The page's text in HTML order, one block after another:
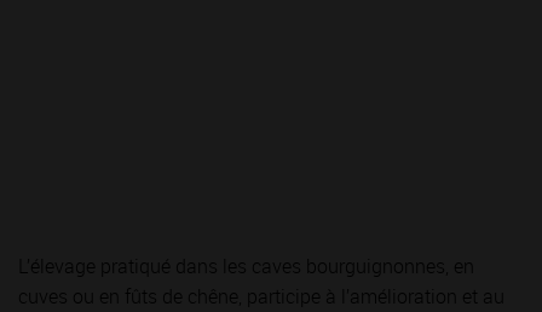
L’élevage pratiqué dans les caves bourguignonnes, en
cuves ou en fûts de chêne, participe à l’amélioration et au